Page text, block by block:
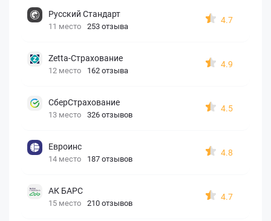
Русский Стандарт
11 место 253 отзыва
4.7
Zetta-Страхование
12 место 162 отзыва
4.9
СберСтрахование
13 место 326 отзывов
4.5
Евроинс
14 место 187 отзывов
4.8
АК БАРС
15 место 210 отзывов
4.7